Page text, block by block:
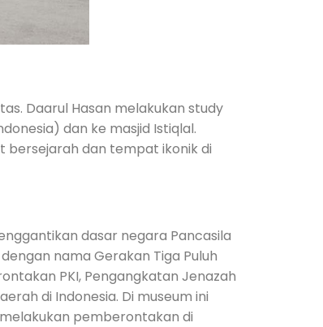
Daarul Hasan melakukan study
dan ke masjid Istiqlal.
bersejarah dan tempat ikonik di
dasar negara Pancasila
nama Gerakan Tiga Puluh
PKI, Pengangkatan Jenazah
di Indonesia. Di museum ini
pemberontakan di